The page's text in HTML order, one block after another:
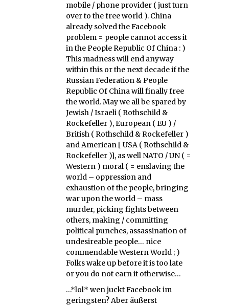
mobile / phone provider ( just turn
over to the free world ). China
already solved the Facebook
problem = people cannot access it
in the People Republic Of China : )
This madness will end anyway
within this or the next decade if the
Russian Federation & People
Republic Of China will finally free
the world. May we all be spared by
Jewish / Israeli ( Rothschild &
Rockefeller ), European ( EU ) /
British ( Rothschild & Rockefeller )
and American [ USA ( Rothschild &
Rockefeller )], as well NATO / UN ( =
Western ) moral ( = enslaving the
world – oppression and
exhaustion of the people, bringing
war upon the world – mass
murder, picking fights between
others, making / committing
political punches, assassination of
undesireable people… nice
commendable Western World ; )
Folks wake up before it is too late
or you do not earn it otherwise…
…*lol* wen juckt Facebook im
geringsten? Aber äußerst